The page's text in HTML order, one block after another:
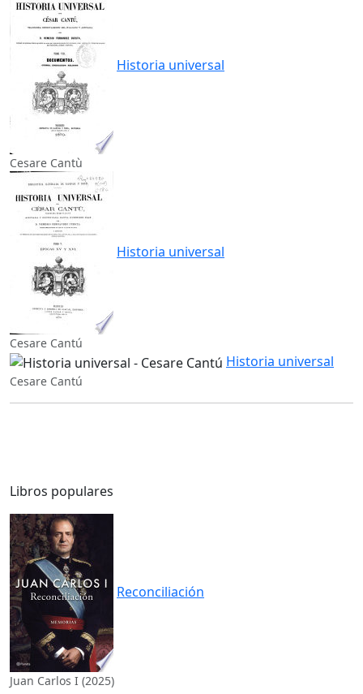
Historia universal
Cesare Cantù
Historia universal
Cesare Cantú
Historia universal
Cesare Cantú
Libros populares
Reconciliación
Juan Carlos I (2025)